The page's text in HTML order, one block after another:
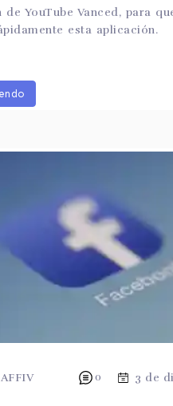
YouTube Vanced, para
esta aplicación.
AFFIV 0 3 de